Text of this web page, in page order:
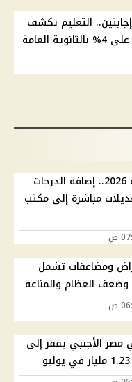
التعليم تكشف
تظلمات الثانوية العامة 2026.. إضافة الدرجات
مباشرة إلى مكتب
د.. 7 أعراض ومضاعفات تشمل
وضعف العظام والمناعة
مصر الأجنبي يقفز إلى